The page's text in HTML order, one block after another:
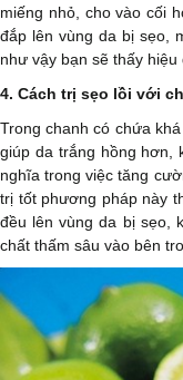
miếng nhỏ, cho vào cối
đắp lên vùng da bị sẹo,
như vậy bạn sẽ thấy
4. Cách trị sẹo lồi với
Trong chanh có chứa
giúp da trắng hồng hơn,
nghĩa trong việc tăng
trị tốt phương pháp này
đều lên vùng da bị sẹo,
chất thấm sâu vào bên